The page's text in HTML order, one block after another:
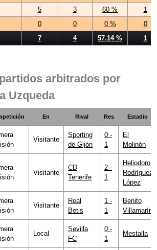
5 3 60 %
1
0 0 0 %
0
7 4 57.14 % 1
arbitrados por
Uzqueda
En Rival Res Estadio
Visitante
Sporting
de Gijón
0 -
1
El
Molinón
Visitante
CD
Tenerife
2 -
1
Heliodoro
Rodríguez
López
Visitante
Real
Betis
1 -
1
Benito
Villamarín
Local
Sevilla
FC
0 -
1
Mestalla